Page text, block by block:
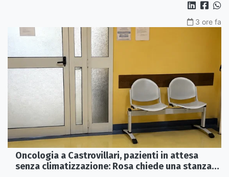
3 ore fa
Oncologia a Castrovillari, pazienti in attesa
senza climatizzazione: Rosa chiede una stanza